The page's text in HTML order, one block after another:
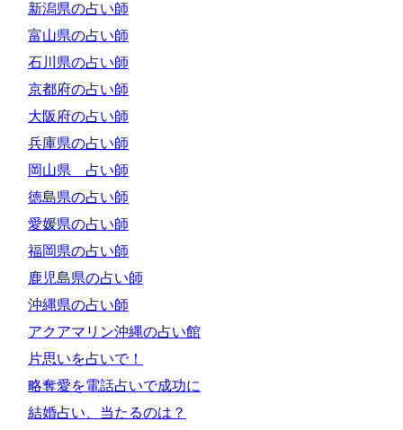
新潟県の占い師
富山県の占い師
石川県の占い師
京都府の占い師
大阪府の占い師
兵庫県の占い師
岡山県 占い師
徳島県の占い師
愛媛県の占い師
福岡県の占い師
鹿児島県の占い師
沖縄県の占い師
アクアマリン沖縄の占い館
片思いを占いで！
略奪愛を電話占いで成功に
結婚占い、当たるのは？